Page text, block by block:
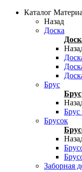
Каталог
Назад
Доска
Брус
Брус
Брус
Брусок
Заборная